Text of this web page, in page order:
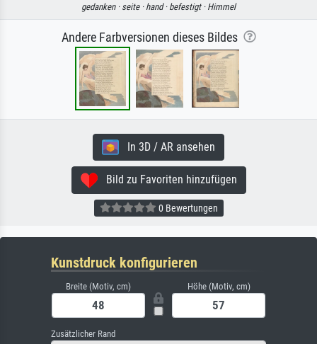
gedanken · seite · hand · befestigt · Himmel
Andere Farbversionen dieses Bildes
In 3D / AR ansehen
Bild zu Favoriten hinzufügen
0 Bewertungen
Kunstdruck konfigurieren
Breite (Motiv, cm) Höhe (Motiv, cm)
Zusätzlicher Rand